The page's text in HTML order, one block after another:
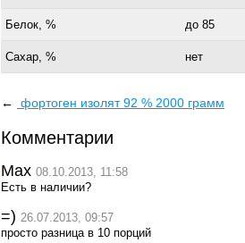
Белок, % до 85
Сахар, % нет
← фортоген изолят 92 % 2000 грамм
Комментарии
Max 08.10.2013, 11:58
Есть в наличии?
=) 26.07.2013, 09:57
просто разница в 10 порций